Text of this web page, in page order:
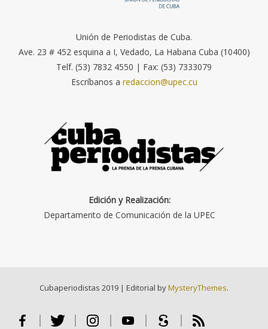
Unión de Periodistas de Cuba.
Ave. 23 # 452 esquina a I, Vedado, La Habana Cuba (10400)
Telf. (53) 7832 4550 | Fax: (53) 7333079
Escríbanos a redaccion@upec.cu
Edición y Realización:
Departamento de Comunicación de la UPEC
Cubaperiodistas 2019 | Editorial byMysteryThemes.